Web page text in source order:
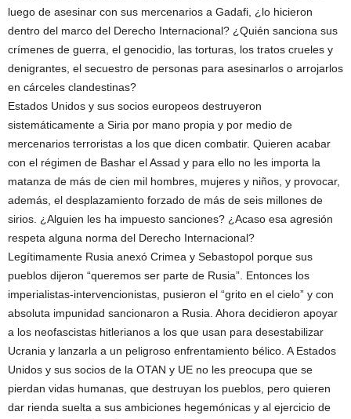
luego de asesinar con sus mercenarios a Gadafi, ¿lo hicieron
dentro del marco del Derecho Internacional? ¿Quién sanciona sus
crímenes de guerra, el genocidio, las torturas, los tratos crueles y
denigrantes, el secuestro de personas para asesinarlos o arrojarlos
en cárceles clandestinas?
Estados Unidos y sus socios europeos destruyeron
sistemáticamente a Siria por mano propia y por medio de
mercenarios terroristas a los que dicen combatir. Quieren acabar
con el régimen de Bashar el Assad y para ello no les importa la
matanza de más de cien mil hombres, mujeres y niños, y provocar,
además, el desplazamiento forzado de más de seis millones de
sirios. ¿Alguien les ha impuesto sanciones? ¿Acaso esa agresión
respeta alguna norma del Derecho Internacional?
Legítimamente Rusia anexó Crimea y Sebastopol porque sus
pueblos dijeron “queremos ser parte de Rusia”. Entonces los
imperialistas-intervencionistas, pusieron el “grito en el cielo” y con
absoluta impunidad sancionaron a Rusia. Ahora decidieron apoyar
a los neofascistas hitlerianos a los que usan para desestabilizar
Ucrania y lanzarla a un peligroso enfrentamiento bélico. A Estados
Unidos y sus socios de la OTAN y UE no les preocupa que se
pierdan vidas humanas, que destruyan los pueblos, pero quieren
dar rienda suelta a sus ambiciones hegemónicas y al ejercicio de